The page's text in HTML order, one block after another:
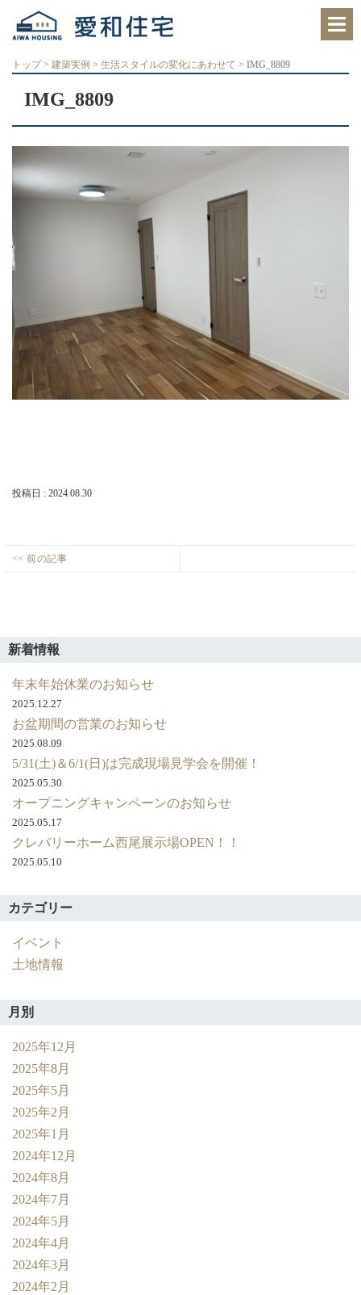
知
県
尾
市
宅
会
レ
バ
リ
ム
西
岡
崎
て
トップ> 建築実例 > 生活スタイルの変化にあわせて > IMG_8809
IMG_8809
投稿日 : 2024.08.30
投
ゲ
ー
シ
ョ
ン
<< 前の記事
イ
ル
の
変
に
あ
わ
せ
て
新着情報
年末年始休業のお知らせ
2025.12.27
お盆期間の営業のお知らせ
2025.08.09
5/31(土)＆6/1(日)は完成現場見学会を開催！
2025.05.30
オープニングキャンペーンのお知らせ
2025.05.17
クレバリーホーム西尾展示場OPEN！！
2025.05.10
カテゴリー
イベント
土地情報
月別
2025年12月
2025年8月
2025年5月
2025年2月
2025年1月
2024年12月
2024年8月
2024年7月
2024年5月
2024年4月
2024年3月
2024年2月